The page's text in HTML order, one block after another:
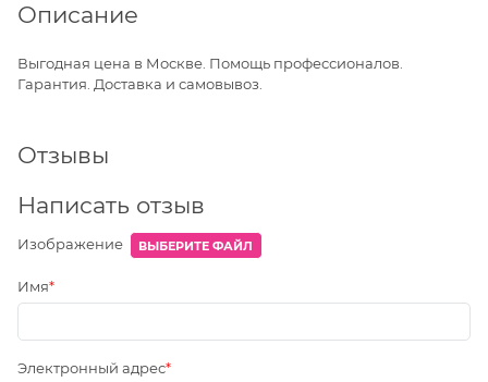
Описание
Выгодная цена в Москве. Помощь профессионалов.
Гарантия. Доставка и самовывоз.
Отзывы
Написать отзыв
Изображение ВЫБЕРИТЕ ФАЙЛ
Имя
Электронный адрес